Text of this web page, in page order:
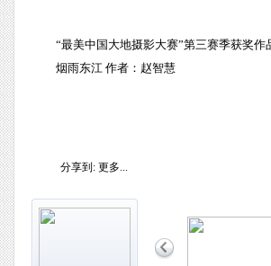
“最美中国大地摄影大赛”第三赛季获奖作
烟雨东江 作者：赵智慧
分享到: 更多...